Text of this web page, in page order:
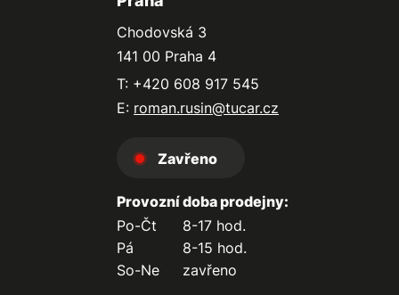
Chodovská 3
141 00 Praha 4
T: +420 608 917 545
E: roman.rusin@tucar.cz
Zavřeno
Provozní doba prodejny:
Po-Čt
8-17 hod.
Pá
8-15 hod.
So-Ne
zavřeno